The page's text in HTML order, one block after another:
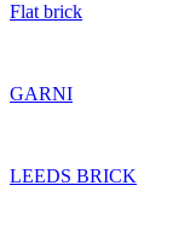
Flat brick
GARNI
LEEDS BRICK